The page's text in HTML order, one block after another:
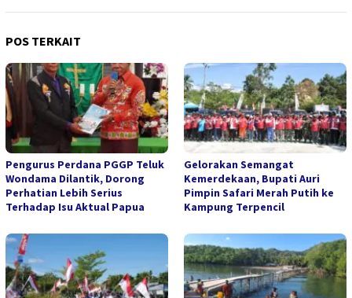
POS TERKAIT
Pengurus Perdana PGGP Teluk
Wondama Dilantik, Dorong
Perhatian Lebih Serius
Terhadap Isu Aktual Papua
Gelorakan Semangat
Kemerdekaan, Bupati Auri
Pimpin Safari Merah Putih ke
Kampung Terpencil